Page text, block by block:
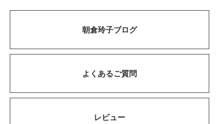
朝倉玲子ブログ
よくあるご質問
レビュー